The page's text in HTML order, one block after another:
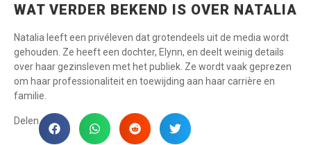
WAT VERDER BEKEND IS OVER NATALIA
Natalia leeft een privéleven dat grotendeels uit de media wordt
gehouden. Ze heeft een dochter, Elynn, en deelt weinig details
over haar gezinsleven met het publiek. Ze wordt vaak geprezen
om haar professionaliteit en toewijding aan haar carrière en
familie.
Delen